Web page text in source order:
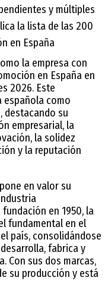
y múltiples
la lista de las 200
en España
la empresa con
en España en
2026. Este
española como
destacando su
empresarial, la
la solidez
y la reputación
en valor su
en 1950, la
fundamental en el
país, consolidándose
fabrica y
Con sus dos marcas,
su producción y está